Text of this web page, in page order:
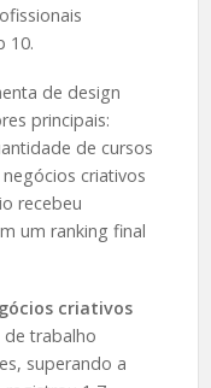
10.
de design
principais:
de cursos
criativos
recebeu
um ranking final
criativos
trabalho
superando a